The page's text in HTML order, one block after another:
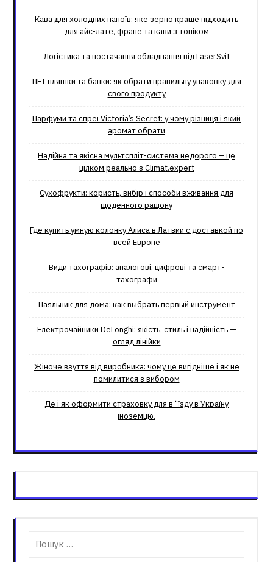
Кава для холодних напоїв: яке зерно краще підходить
для айс-лате, фрапе та кави з тоніком
Логістика та постачання обладнання від LaserSvit
ПЕТ пляшки та банки: як обрати правильну упаковку для
свого продукту
Парфуми та спреї Victoria’s Secret: у чому різниця і який
аромат обрати
Надійна та якісна мультспліт-система недорого – це
цілком реально з Climat.еxpert
Сухофрукти: користь, вибір і способи вживання для
щоденного раціону
Где купить умную колонку Алиса в Латвии с доставкой по
всей Европе
Види тахографів: аналогові, цифрові та смарт-
тахографи
Паяльник для дома: как выбрать первый инструмент
Електрочайники DeLonghi: якість, стиль і надійність —
огляд лінійки
Жіноче взуття від виробника: чому це вигідніше і як не
помилитися з вибором
Де і як оформити страховку для вʼїзду в Україну
іноземцю.